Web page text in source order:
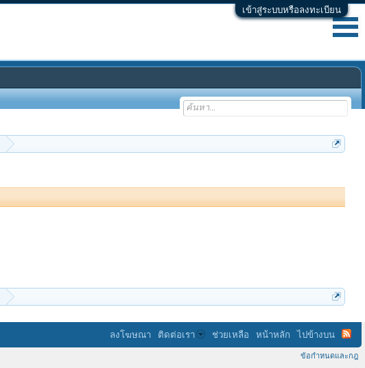
เข้าสู่ระบบหรือลงทะเบียน
ลงโฆษณา ติดต่อเรา ช่วยเหลือ หน้าหลัก ไปข้างบน
ข้อกำหนดและกฎ